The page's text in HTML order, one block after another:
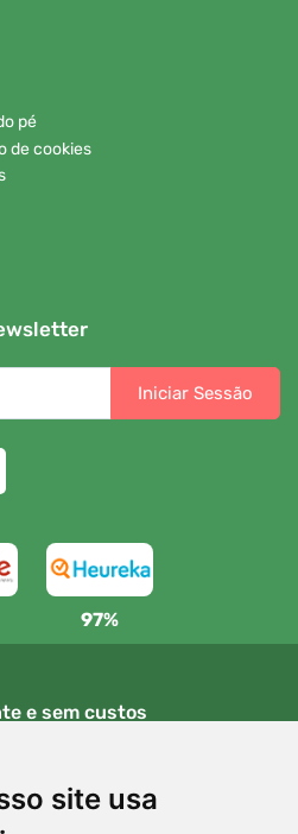
site usa
pé
de cookies
Iniciar Sessão
97%
e sem custos
superiores a 80 EUR
gratuitas
a sua encomenda em qualquer